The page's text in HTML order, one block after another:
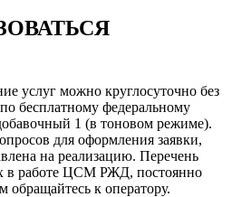
услуг можно круглосуточно без
бесплатному федеральному
1 (в тоновом режиме).
для оформления заявки,
на реализацию. Перечень
в работе ЦСМ РЖД, постоянно
обращайтесь к оператору.